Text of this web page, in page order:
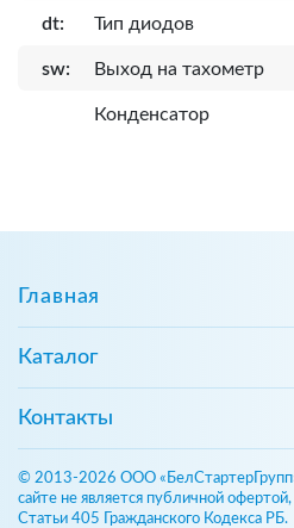
dt: Тип диодов
sw: Выход на тахометр
Конденсатор
Главная
Каталог
Контакты
© 2013-2026 ООО
сайте не является публичной
Статьи 405 Гражданского Кодекса РБ.